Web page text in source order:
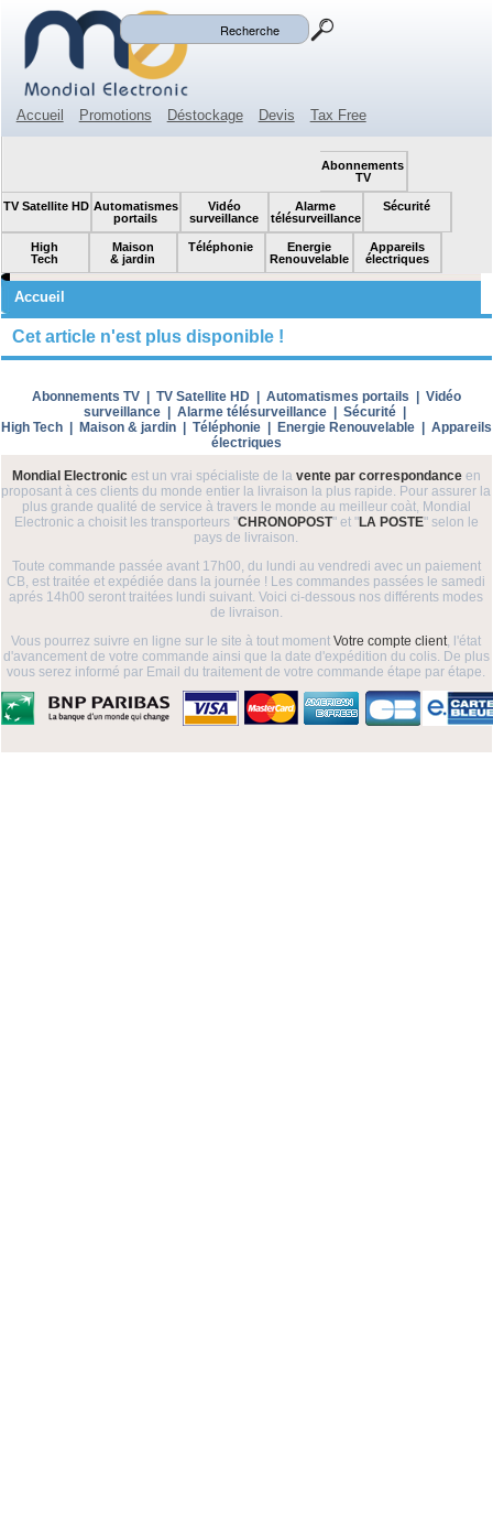
Mon compte
Accueil Promotions Déstockage Devis
Tax Free
Abonnements
TV
TV Satellite HD Automatismes
portails
Vidéo
surveillance
Alarme
télésurveillance
Sécurité
High
Tech
Maison
& jardin
Téléphonie
Energie
Renouvelable
Appareils
électriques
Accueil
Cet article n'est plus disponible !
Abonnements TV| TV Satellite HD| Automatismes portails
Vidéo
surveillance| Alarme télésurveillance| Sécurité|
High Tech| Maison & jardin| Téléphonie| Energie Renouvelable| Appareils
électriques
Mondial Electronicest un vrai spécialiste de la vente par correspondanceen
proposant à ces clients du monde entier la livraison la plus rapide. Pour assurer la
plus grande qualité de service à travers le monde au meilleur coàt, Mondial
Electronic a choisit les transporteurs "CHRONOPOST" et "LA POSTE" selon le
pays de livraison.
Toute commande passée avant 17h00, du lundi au vendredi avec un paiement
CB, est traitée et expédiée dans la journée ! Les commandes passées le samedi
aprés 14h00 seront traitées lundi suivant. Voici ci-dessous nos différents modes
de livraison.
Vous pourrez suivre en ligne sur le site à tout momentVotre compte client, l'état
d'avancement de votre commande ainsi que la date d'expédition du colis. De plus
vous serez informé par Email du traitement de votre commande étape par étape.